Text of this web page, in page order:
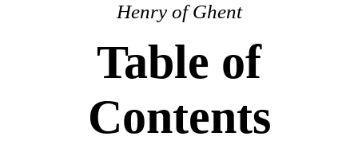
Henry of Ghent
Table of
Contents